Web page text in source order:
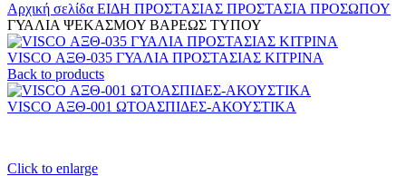
Αρχική σελίδα ΕΙΔΗ ΠΡΟΣΤΑΣΙΑΣ ΠΡΟΣΤΑΣΙΑ ΠΡΟΣΩΠΟΥ
ΓΥΑΛΙΑ ΨΕΚΑΣΜΟΥ ΒΑΡΕΩΣ ΤΥΠΟΥ
VISCO ΑΞΘ-035 ΓΥΑΛΙΑ ΠΡΟΣΤΑΣΙΑΣ ΚΙΤΡΙΝΑ
Back to products
VISCO ΑΞΘ-001 ΩΤΟΑΣΠΙΔΕΣ-ΑΚΟΥΣΤΙΚΑ
Click to enlarge